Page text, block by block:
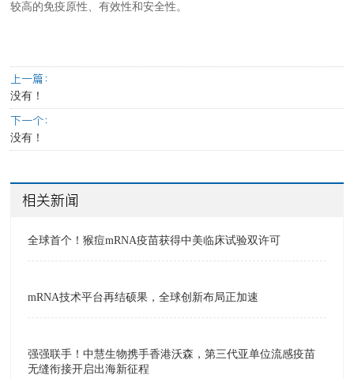
较高的免疫原性、有效性和安全性。
上一篇：
没有！
下一个：
没有！
相关新闻
全球首个！猴痘mRNA疫苗获得中美临床试验双许可
mRNA技术平台再结硕果，全球创新布局正加速
强强联手！中慧生物携手香港沃森，第三代亚单位流感疫苗
无缝衔接开启出海新征程